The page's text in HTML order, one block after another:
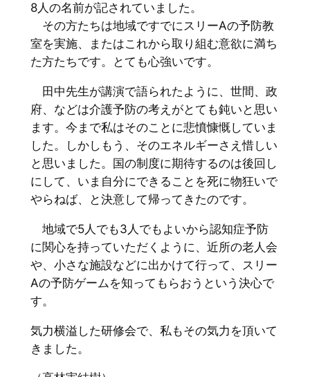
8人の名前が記されていました。
その方たちは地域ですでにスリーAの予防教
室を実施、またはこれから取り組む意欲に満ち
た方たちです。とても心強いです。
田中先生が講演で語られたように、世間、政
府、などは介護予防の考えがとても鈍いと思い
ます。今まで私はそのことに悲憤慷慨していま
した。しかしもう、そのエネルギーさえ惜しい
と思いました。国の制度に期待するのは後回し
にして、いま自分にできることを死に物狂いで
やらねば、と決意して帰ってきたのです。
地域で5人でも3人でもよいから認知症予防
に関心を持っていただくように、近所の老人会
や、小さな施設などに出かけて行って、スリー
Aの予防ゲームを知ってもらおうという決心で
す。
気力横溢した研修会で、私もその気力を頂いて
きました。